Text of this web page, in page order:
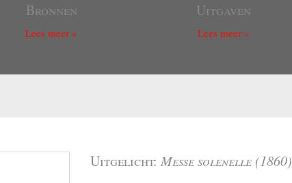
Bronnen
Lees meer »
Uitgaven
Lees meer »
Uitgelicht: Messe solenelle (1860)